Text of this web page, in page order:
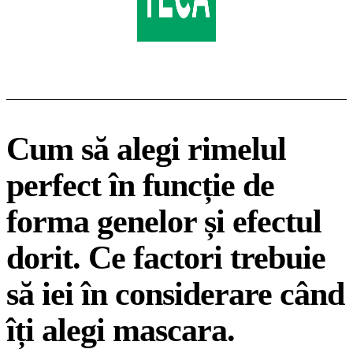
Cum să alegi rimelul
perfect în funcție de
forma genelor și efectul
dorit. Ce factori trebuie
să iei în considerare când
îți alegi mascara.